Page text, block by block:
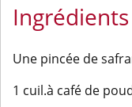
Ingrédients
Une pincée de
1 cuil.à café de